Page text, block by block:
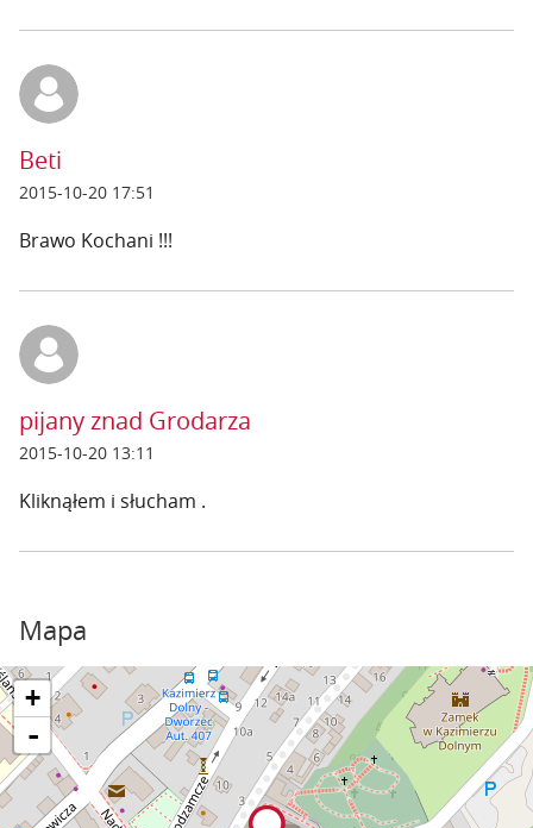
Beti
2015-10-20 17:51
Brawo Kochani !!!
pijany znad Grodarza
2015-10-20 13:11
Kliknąłem i słucham .
Mapa
+
-